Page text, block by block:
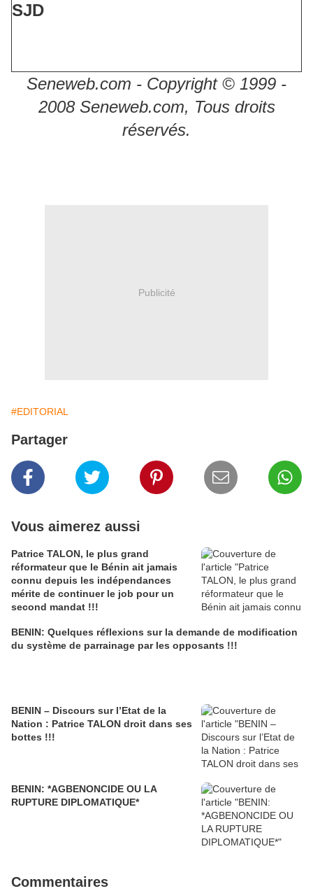
SJD
Seneweb.com - Copyright © 1999 -
2008 Seneweb.com, Tous droits
réservés.
Publicité
#EDITORIAL
Partager
Vous aimerez aussi
Patrice TALON, le plus grand
réformateur que le Bénin ait jamais
connu depuis les indépendances
mérite de continuer le job pour un
second mandat !!!
BENIN: Quelques réflexions sur la demande de modification
du système de parrainage par les opposants !!!
BENIN – Discours sur l’Etat de la
Nation : Patrice TALON droit dans ses
bottes !!!
BENIN: *AGBENONCIDE OU LA
RUPTURE DIPLOMATIQUE*
Commentaires